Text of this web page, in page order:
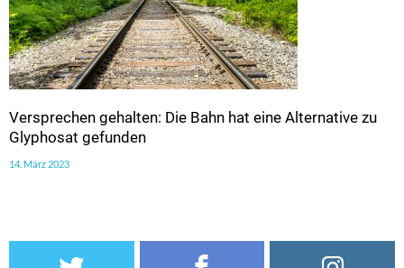
Versprechen gehalten: Die Bahn hat eine Alternative zu
Glyphosat gefunden
14. März 2023